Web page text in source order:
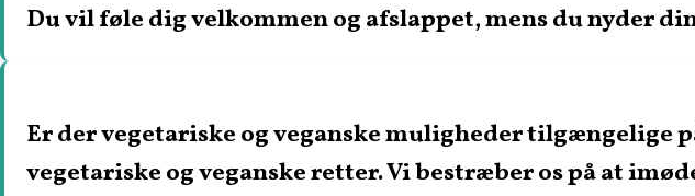
Du vil føle dig velkommen og afslappet, mens du nyder
Er der vegetariske og veganske muligheder
vegetariske og veganske retter. Vi bestræber os på at